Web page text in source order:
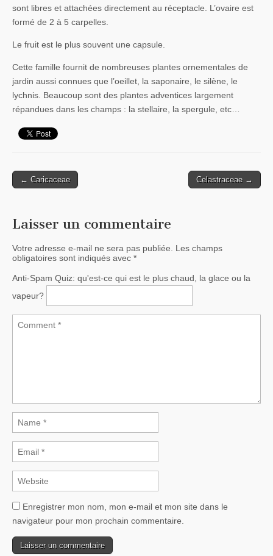
sont libres et attachées directement au réceptacle. L’ovaire est
formé de 2 à 5 carpelles.
Le fruit est le plus souvent une capsule.
Cette famille fournit de nombreuses plantes ornementales de
jardin aussi connues que l’oeillet, la saponaire, le silène, le
lychnis. Beaucoup sont des plantes adventices largement
répandues dans les champs : la stellaire, la spergule, etc…
Post navigation
← Caricaceae Celastraceae →
Laisser un commentaire
Votre adresse e-mail ne sera pas publiée. Les champs
obligatoires sont indiqués avec *
Anti-Spam Quiz: qu'est-ce qui est le plus chaud, la glace ou la
vapeur?
Enregistrer mon nom, mon e-mail et mon site dans le
navigateur pour mon prochain commentaire.